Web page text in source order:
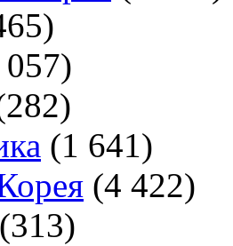
(1 641)
(4 422)
(313)